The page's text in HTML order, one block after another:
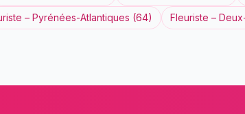
– Pyrénées-Atlantiques (64) Fleuriste –